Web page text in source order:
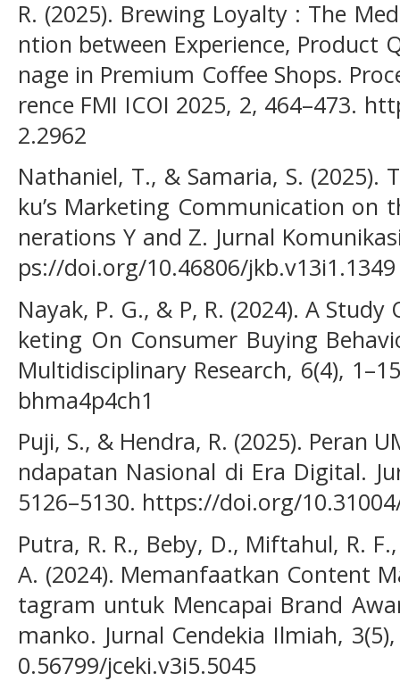
R. (2025). Brewing Loyalty : The
ntion between Experience, Product
nage in Premium Coffee Shops.
rence FMI ICOI 2025, 2, 464–473.
2.2962
Nathaniel, T., & Samaria, S. (2025).
ku’s Marketing Communication on
nerations Y and Z. Jurnal
ps://doi.org/10.46806/jkb.v13i1.1349
Nayak, P. G., & P, R. (2024). A
keting On Consumer Buying
Multidisciplinary Research, 6(4),
bhma4p4ch1
Puji, S., & Hendra, R. (2025). Peran
ndapatan Nasional di Era Digital.
5126–5130. https://doi.org/
Putra, R. R., Beby, D., Miftahul, R.
A. (2024). Memanfaatkan Content
tagram untuk Mencapai Brand
manko. Jurnal Cendekia Ilmiah,
0.56799/jceki.v3i5.5045